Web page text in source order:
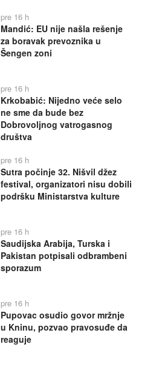
pre 16 h
Mandić: EU nije našla rešenje
za boravak prevoznika u
Šengen zoni
pre 16 h
Krkobabić: Nijedno veće selo
ne sme da bude bez
Dobrovoljnog vatrogasnog
društva
pre 16 h
Sutra počinje 32. Nišvil džez
festival, organizatori nisu dobili
podršku Ministarstva kulture
pre 16 h
Saudijska Arabija, Turska i
Pakistan potpisali odbrambeni
sporazum
pre 16 h
Pupovac osudio govor mržnje
u Kninu, pozvao pravosuđe da
reaguje